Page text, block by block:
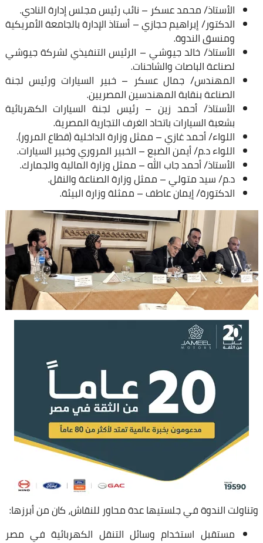
الأستاذ/ محمد عسكر – نائب رئيس مجلس إدارة النادي.
الدكتور/ إبراهيم حجازي – أستاذ الإدارة بالجامعة الأمريكية
ومنسق الندوة.
الأستاذ/ خالد جيوشي – الرئيس التنفيذي لشركة جيوشي
لصناعة الباصات والشاحنات.
المهندس/ جمال عسكر – خبير السيارات ورئيس لجنة
الصناعة بنقابة المهندسين المصريين.
الأستاذ/ أحمد زين – رئيس لجنة السيارات الكهربائية
بشعبة السيارات باتحاد الغرف التجارية المصرية.
اللواء/ أحمد غازي – ممثل وزارة الداخلية (قطاع المرور).
اللواء د.م/ أيمن الضبع – الخبير المروري وخبير السيارات.
الأستاذ/ أحمد جاب الله – ممثل وزارة المالية والجمارك.
د.م/ سيد متولي – ممثل وزارة الصناعة والنقل.
الدكتورة/ إيمان عاطف – ممثلة وزارة البيئة.
وتناولت الندوة في جلستيها عدة محاور للنقاش، كان من أبرزها:
مستقبل استخدام وسائل التنقل الكهربائية في مصر